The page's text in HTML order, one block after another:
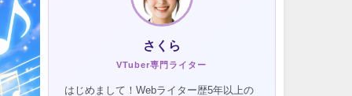
さくら
VTuber専門ライター
はじめまして！Webライター歴5年以上の